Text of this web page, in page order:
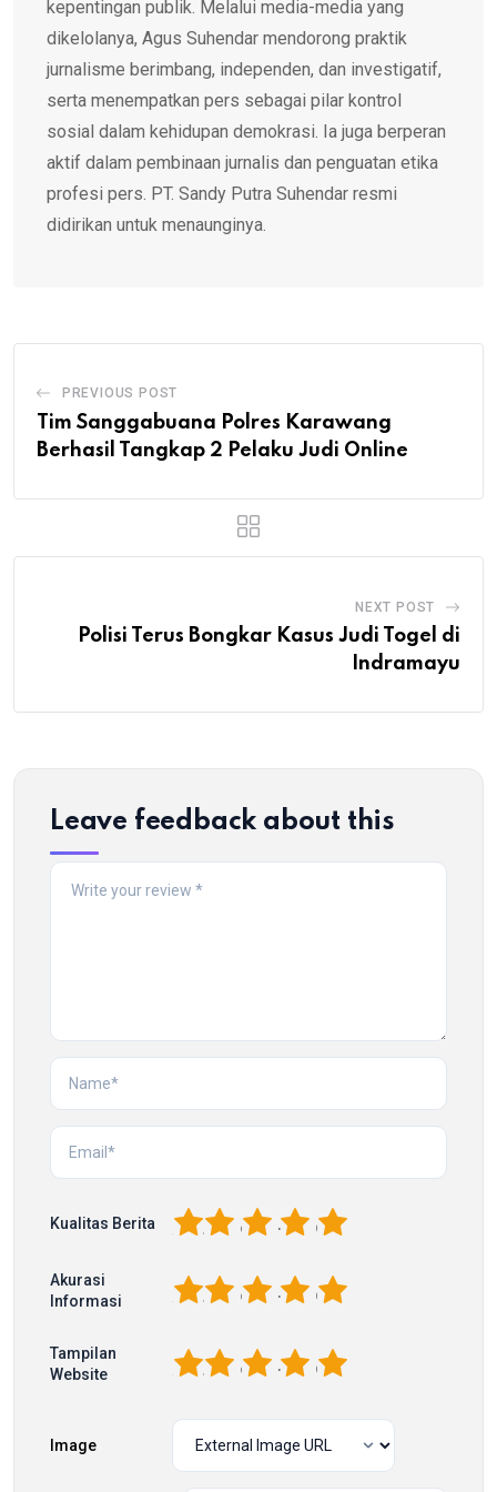
kepentingan publik. Melalui media-media yang
dikelolanya, Agus Suhendar mendorong praktik
jurnalisme berimbang, independen, dan investigatif,
serta menempatkan pers sebagai pilar kontrol
sosial dalam kehidupan demokrasi. Ia juga berperan
aktif dalam pembinaan jurnalis dan penguatan etika
profesi pers. PT. Sandy Putra Suhendar resmi
didirikan untuk menaunginya.
PREVIOUS POST
Tim Sanggabuana Polres Karawang
Berhasil Tangkap 2 Pelaku Judi Online
NEXT POST
Polisi Terus Bongkar Kasus Judi Togel di
Indramayu
Leave feedback about this
Kualitas Berita 5
4
3
2
Akurasi
Informasi
5
4
3
2
Tampilan
Website
5
4
3
2
Image